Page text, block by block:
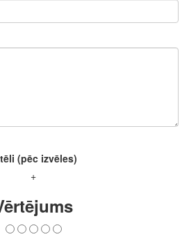
(pēc izvēles)
+